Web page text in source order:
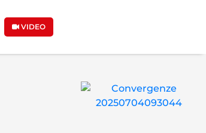
VIDEO